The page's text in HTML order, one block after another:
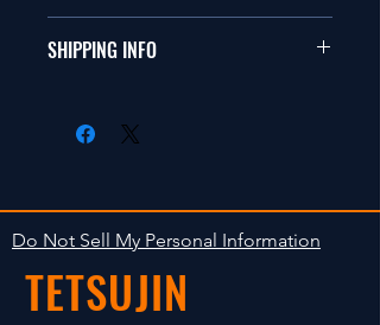
This items fit in with 1/10 sizes of
商品に明らかな欠陥がないかぎり
isn't accepted in goods.
SHIPPING INFO
します。海外への出荷は入金確認
The occasion with the stock is
shipped in 2-5 days. Shipment to
foreign countries will be shipment
after payment confirmation.
Do Not Sell My Personal Information
TETSUJIN